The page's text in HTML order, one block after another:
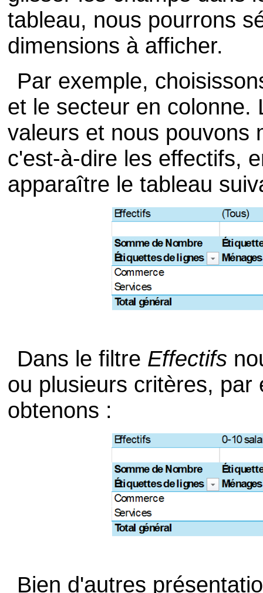
tableau, nous pourrons
dimensions à afficher.
Par exemple,
et le secteur en colonne.
valeurs et nous pouvons
c'est-à-dire les effectifs,
apparaître le tableau
Dans le filtre Effectifs
ou plusieurs critères,
obtenons :
Bien d'autres